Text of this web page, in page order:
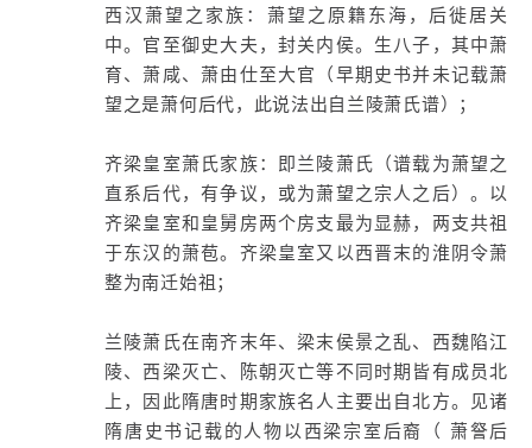
西汉萧望之家族：萧望之原籍东海，后徙居关
中。官至御史大夫，封关内侯。生八子，其中萧
育、萧咸、萧由仕至大官（早期史书并未记载萧
望之是萧何后代，此说法出自兰陵萧氏谱）；
齐梁皇室萧氏家族：即兰陵萧氏（谱载为萧望之
直系后代，有争议，或为萧望之宗人之后）。以
齐梁皇室和皇舅房两个房支最为显赫，两支共祖
于东汉的萧苞。齐梁皇室又以西晋末的淮阴令萧
整为南迁始祖；
兰陵萧氏在南齐末年、梁末侯景之乱、西魏陷江
陵、西梁灭亡、陈朝灭亡等不同时期皆有成员北
上，因此隋唐时期家族名人主要出自北方。见诸
隋唐史书记载的人物以西梁宗室后裔（ 萧詧后